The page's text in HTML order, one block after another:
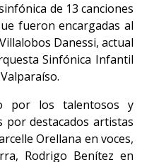
de 13 canciones
fueron encargadas al
Danessi, actual
Sinfónica Infantil
por los talentosos y
por destacados artistas
Orellana en voces,
Rodrigo Benítez en